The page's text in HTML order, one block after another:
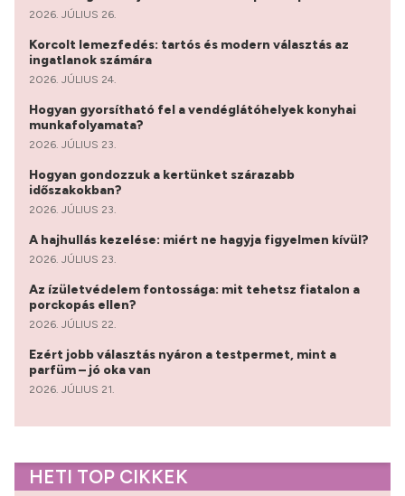
2026. JÚLIUS 26.
Korcolt lemezfedés: tartós és modern választás az
ingatlanok számára
2026. JÚLIUS 24.
Hogyan gyorsítható fel a vendéglátóhelyek konyhai
munkafolyamata?
2026. JÚLIUS 23.
Hogyan gondozzuk a kertünket szárazabb
időszakokban?
2026. JÚLIUS 23.
A hajhullás kezelése: miért ne hagyja figyelmen kívül?
2026. JÚLIUS 23.
Az ízületvédelem fontossága: mit tehetsz fiatalon a
porckopás ellen?
2026. JÚLIUS 22.
Ezért jobb választás nyáron a testpermet, mint a
parfüm – jó oka van
2026. JÚLIUS 21.
HETI TOP CIKKEK